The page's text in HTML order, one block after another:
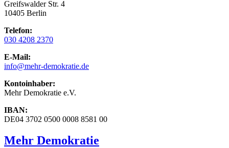
Greifswalder Str. 4
10405 Berlin
Telefon:
030 4208 2370
E-Mail:
info@mehr-demokratie.de
Kontoinhaber:
Mehr Demokratie e.V.
IBAN:
DE04 3702 0500 0008 8581 00
Mehr Demokratie